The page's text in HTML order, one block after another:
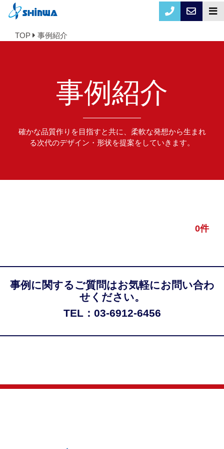
TOP 事例紹介
事例紹介
確かな品質作りを目指すと共に、柔軟な発想から生まれ
る次代のデザイン・形状を提案をしていきます。
0件
事例に関するご質問はお気軽にお問い合わ
せください。
TEL：03-6912-6456